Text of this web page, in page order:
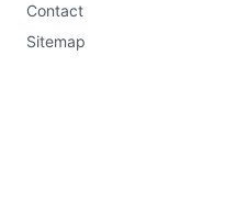
Contact
Sitemap